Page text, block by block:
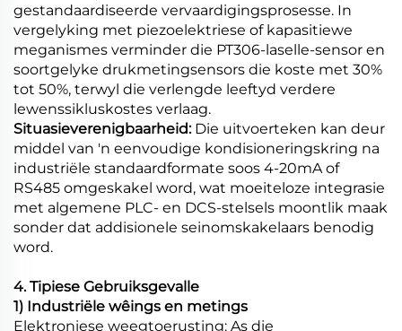
gestandaardiseerde vervaardigingsprosesse. In
vergelyking met piezoelektriese of kapasitiewe
meganismes verminder die PT306-laselle-sensor en
soortgelyke drukmetingsensors die koste met 30%
tot 50%, terwyl die verlengde leeftyd verdere
lewenssikluskostes verlaag.
Situasieverenigbaarheid: Die uitvoerteken kan deur
middel van 'n eenvoudige kondisioneringskring na
industriële standaardformate soos 4-20mA of
RS485 omgeskakel word, wat moeiteloze integrasie
met algemene PLC- en DCS-stelsels moontlik maak
sonder dat addisionele seinomskakelaars benodig
word.
4. Tipiese Gebruiksgevalle
1) Industriële wêings en metings
Elektroniese weegtoerusting: As die